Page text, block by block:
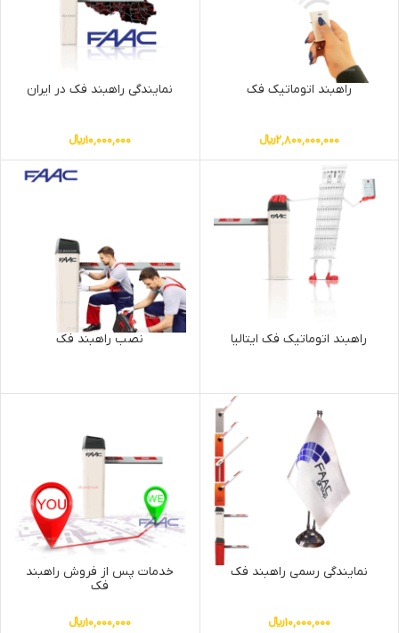
راهبند اتوماتیک فک
2,800,000,000﷼
نمایندگی راهبند فک در ایران
10,000,000﷼
راهبند اتوماتیک فک ایتالیا نصب راهبند فک
نمایندگی رسمی راهبند فک
10,000,000﷼
خدمات پس از فروش راهبند
فک
10,000,000﷼